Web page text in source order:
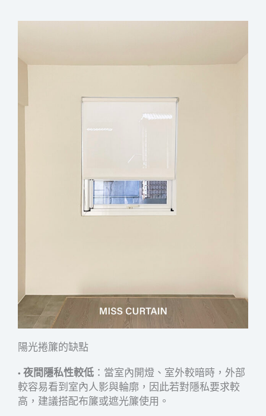
陽光捲簾的缺點
• 夜間隱私性較低 ：當室內開燈、室外較暗時，外部
較容易看到室內人影與輪廓，因此若對隱私要求較
高，建議搭配布簾或遮光簾使用。